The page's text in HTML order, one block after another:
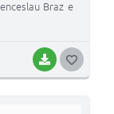
BAIXAR
Braz e